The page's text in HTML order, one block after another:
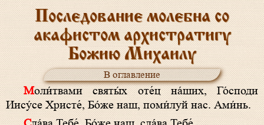
Последование молебна со
акафистом архистратигу
Божию Михаилу
В оглавление
Моли́твами святы́х оте́ц на́ших, Го́споди
Иису́се Христе́, Бо́же наш, поми́луй нас. Ами́нь.